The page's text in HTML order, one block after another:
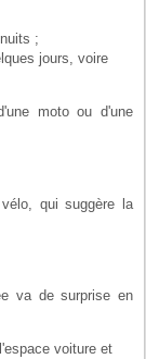
;
jours, voire
moto ou d'une
qui suggère la
va de surprise en
voiture et